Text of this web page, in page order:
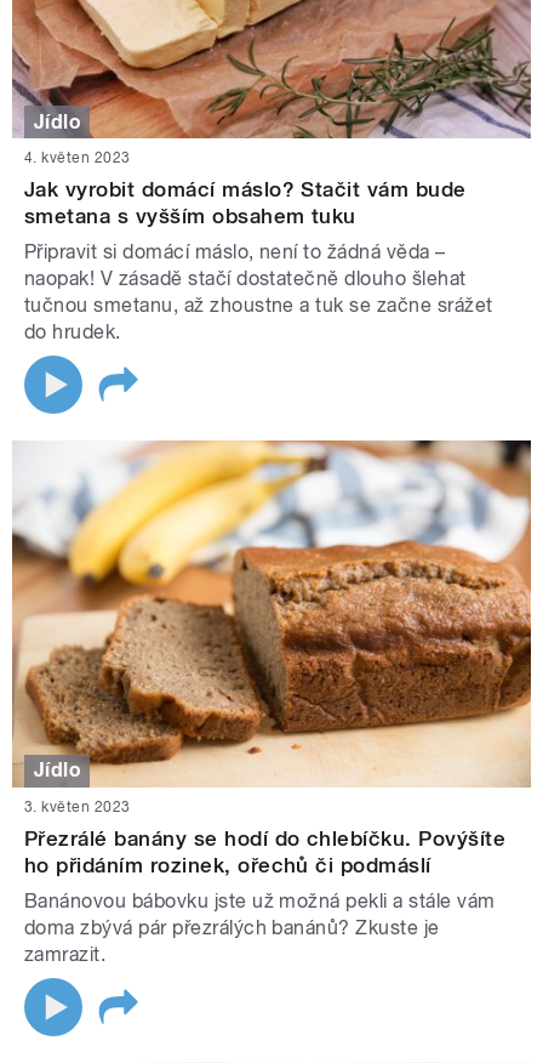
Jídlo
4. květen 2023
Jak vyrobit domácí máslo? Stačit vám bude
smetana s vyšším obsahem tuku
Připravit si domácí máslo, není to žádná věda –
naopak! V zásadě stačí dostatečně dlouho šlehat
tučnou smetanu, až zhoustne a tuk se začne srážet
do hrudek.
Jídlo
3. květen 2023
Přezrálé banány se hodí do chlebíčku. Povýšíte
ho přidáním rozinek, ořechů či podmáslí
Banánovou bábovku jste už možná pekli a stále vám
doma zbývá pár přezrálých banánů? Zkuste je
zamrazit.